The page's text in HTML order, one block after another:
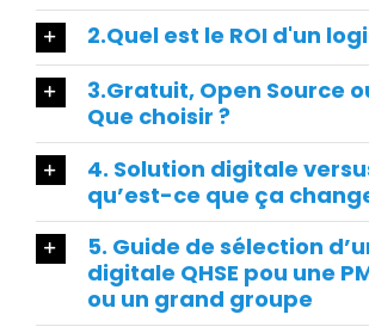
2.Quel est le ROI d'un
3.Gratuit, Open Source
Que choisir ?
4. Solution digitale
qu’est-ce que ça
5. Guide de sélection
digitale QHSE pou une
ou un grand groupe